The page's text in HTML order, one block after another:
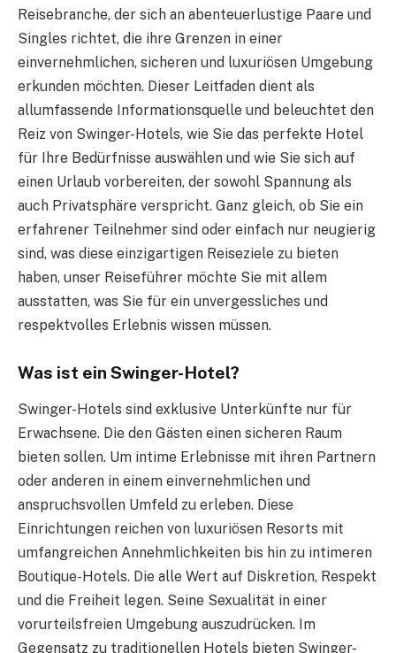
Reisebranche, der sich an abenteuerlustige Paare und
Singles richtet, die ihre Grenzen in einer
einvernehmlichen, sicheren und luxuriösen Umgebung
erkunden möchten. Dieser Leitfaden dient als
allumfassende Informationsquelle und beleuchtet den
Reiz von Swinger-Hotels, wie Sie das perfekte Hotel
für Ihre Bedürfnisse auswählen und wie Sie sich auf
einen Urlaub vorbereiten, der sowohl Spannung als
auch Privatsphäre verspricht. Ganz gleich, ob Sie ein
erfahrener Teilnehmer sind oder einfach nur neugierig
sind, was diese einzigartigen Reiseziele zu bieten
haben, unser Reiseführer möchte Sie mit allem
ausstatten, was Sie für ein unvergessliches und
respektvolles Erlebnis wissen müssen.
Was ist ein Swinger-Hotel?
Swinger-Hotels sind exklusive Unterkünfte nur für
Erwachsene. Die den Gästen einen sicheren Raum
bieten sollen. Um intime Erlebnisse mit ihren Partnern
oder anderen in einem einvernehmlichen und
anspruchsvollen Umfeld zu erleben. Diese
Einrichtungen reichen von luxuriösen Resorts mit
umfangreichen Annehmlichkeiten bis hin zu intimeren
Boutique-Hotels. Die alle Wert auf Diskretion, Respekt
und die Freiheit legen. Seine Sexualität in einer
vorurteilsfreien Umgebung auszudrücken. Im
Gegensatz zu traditionellen Hotels bieten Swinger-